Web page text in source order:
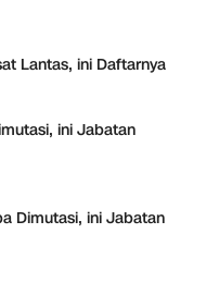
Lantas, ini Daftarnya
ini Jabatan
Dimutasi, ini Jabatan